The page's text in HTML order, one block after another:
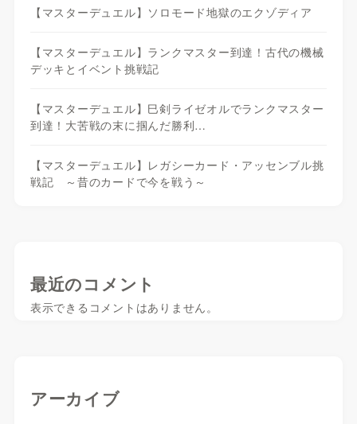
【マスターデュエル】ソロモード地獄のエクゾディア
【マスターデュエル】ランクマスター到達！古代の機械
デッキとイベント挑戦記
【マスターデュエル】巳剣ライゼオルでランクマスター
到達！大苦戦の末に掴んだ勝利…
【マスターデュエル】レガシーカード・アッセンブル挑
戦記 ～昔のカードで今を戦う～
最近のコメント
表示できるコメントはありません。
アーカイブ